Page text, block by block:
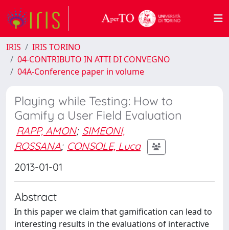
IRIS
IRIS TORINO
04-CONTRIBUTO IN ATTI DI CONVEGNO
04A-Conference paper in volume
Playing while Testing: How to
Gamify a User Field Evaluation
RAPP, AMON; SIMEONI,
ROSSANA; CONSOLE, Luca
2013-01-01
Abstract
In this paper we claim that gamification can lead to
interesting results in the evaluations of interactive